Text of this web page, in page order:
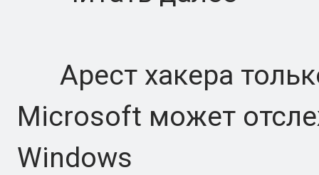
Арест хакера
Microsoft может
Windows